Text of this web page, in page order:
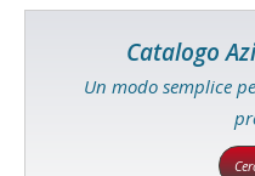
Catalogo
Un modo semplice